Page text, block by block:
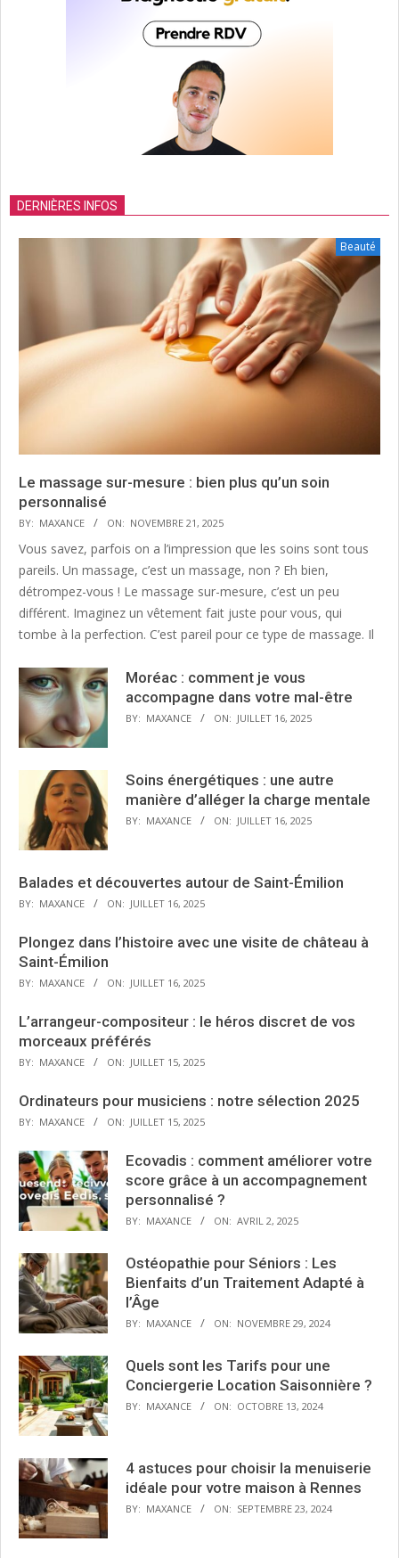
DERNIÈRES INFOS
Beauté
Le massage sur-mesure : bien plus qu’un soin
personnalisé
BY: MAXANCE ON: NOVEMBRE 21, 2025
Vous savez, parfois on a l’impression que les soins sont tous
pareils. Un massage, c’est un massage, non ? Eh bien,
détrompez-vous ! Le massage sur-mesure, c’est un peu
différent. Imaginez un vêtement fait juste pour vous, qui
tombe à la perfection. C’est pareil pour ce type de massage. Il
Moréac : comment je vous
accompagne dans votre mal-être
BY: MAXANCE ON: JUILLET 16, 2025
Soins énergétiques : une autre
manière d’alléger la charge mentale
BY: MAXANCE ON: JUILLET 16, 2025
Balades et découvertes autour de Saint-Émilion
BY: MAXANCE ON: JUILLET 16, 2025
Plongez dans l’histoire avec une visite de château à
Saint-Émilion
BY: MAXANCE ON: JUILLET 16, 2025
L’arrangeur-compositeur : le héros discret de vos
morceaux préférés
BY: MAXANCE ON: JUILLET 15, 2025
Ordinateurs pour musiciens : notre sélection 2025
BY: MAXANCE ON: JUILLET 15, 2025
Ecovadis : comment améliorer votre
score grâce à un accompagnement
personnalisé ?
BY: MAXANCE ON: AVRIL 2, 2025
Ostéopathie pour Séniors : Les
Bienfaits d’un Traitement Adapté à
l’Âge
BY: MAXANCE ON: NOVEMBRE 29, 2024
Quels sont les Tarifs pour une
Conciergerie Location Saisonnière ?
BY: MAXANCE ON: OCTOBRE 13, 2024
4 astuces pour choisir la menuiserie
idéale pour votre maison à Rennes
BY: MAXANCE ON: SEPTEMBRE 23, 2024